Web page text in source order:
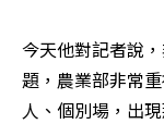
今天他對記者說
題，農業部非常
人、個別場，出